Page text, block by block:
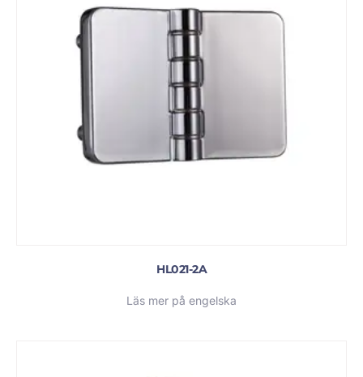
HL021-2A
Läs mer på engelska